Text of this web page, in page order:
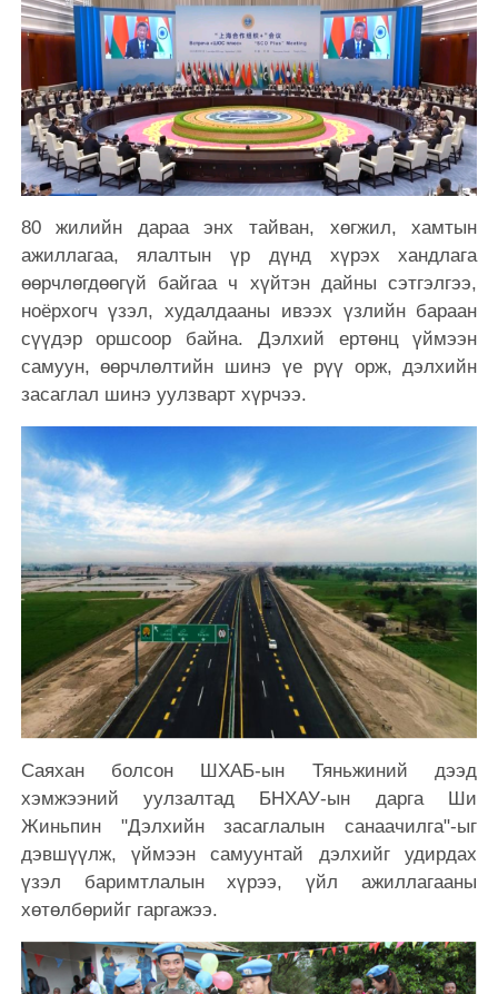
80 жилийн дараа энх тайван, хөгжил, хамтын
ажиллагаа, ялалтын үр дүнд хүрэх хандлага
өөрчлөгдөөгүй байгаа ч хүйтэн дайны сэтгэлгээ,
ноёрхогч үзэл, худалдааны ивээх үзлийн бараан
сүүдэр оршсоор байна. Дэлхий ертөнц үймээн
самуун, өөрчлөлтийн шинэ үе рүү орж, дэлхийн
засаглал шинэ уулзварт хүрчээ.
Саяхан болсон ШХАБ-ын Тяньжиний дээд
хэмжээний уулзалтад БНХАУ-ын дарга Ши
Жиньпин "Дэлхийн засаглалын санаачилга"-ыг
дэвшүүлж, үймээн самуунтай дэлхийг удирдах
үзэл баримтлалын хүрээ, үйл ажиллагааны
хөтөлбөрийг гаргажээ.